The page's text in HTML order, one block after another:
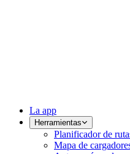
La app
Herramientas
Planificador de
Mapa de